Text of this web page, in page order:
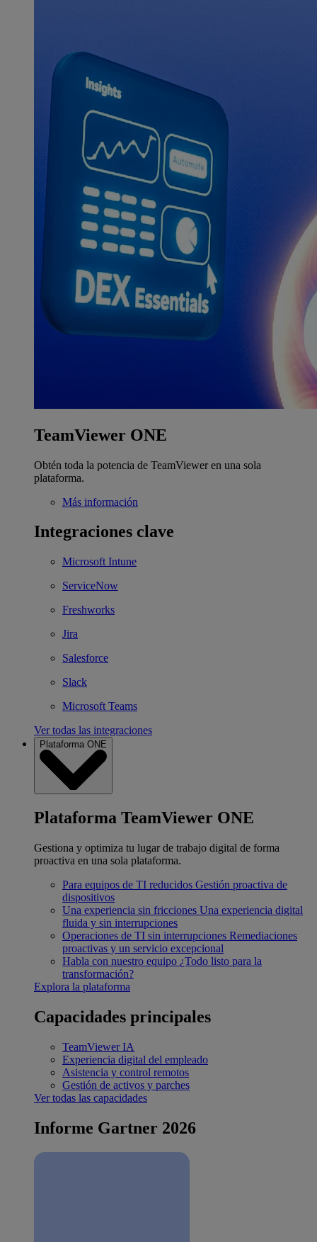
TeamViewer ONE
Obtén toda la potencia de TeamViewer en una sola
plataforma.
Más información
Integraciones clave
Microsoft Intune
ServiceNow
Freshworks
Jira
Salesforce
Slack
Microsoft Teams
Ver todas las integraciones
Plataforma ONE
Plataforma TeamViewer ONE
Gestiona y optimiza tu lugar de trabajo digital de forma
proactiva en una sola plataforma.
Para equipos de TI reducidos Gestión proactiva de
dispositivos
Una experiencia sin fricciones Una experiencia digital
fluida y sin interrupciones
Operaciones de TI sin interrupciones Remediaciones
proactivas y un servicio excepcional
Habla con nuestro equipo ¿Todo listo para la
transformación?
Explora la plataforma
Capacidades principales
TeamViewer IA
Experiencia digital del empleado
Asistencia y control remotos
Gestión de activos y parches
Ver todas las capacidades
Informe Gartner 2026